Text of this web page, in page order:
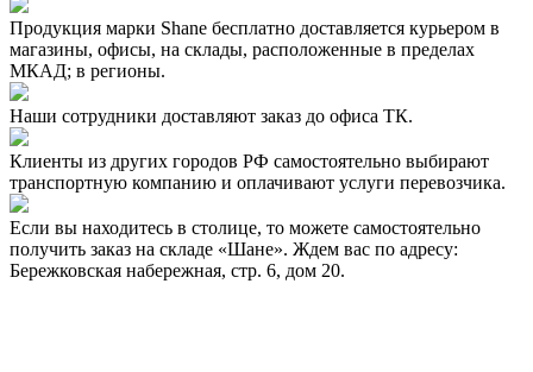
Продукция марки Shane бесплатно доставляется курьером в
магазины, офисы, на склады, расположенные в пределах
МКАД; в регионы.
Наши сотрудники доставляют заказ до офиса ТК.
Клиенты из других городов РФ самостоятельно выбирают
транспортную компанию и оплачивают услуги перевозчика.
Если вы находитесь в столице, то можете самостоятельно
получить заказ на складе «Шане». Ждем вас по адресу:
Бережковская набережная, стр. 6, дом 20.